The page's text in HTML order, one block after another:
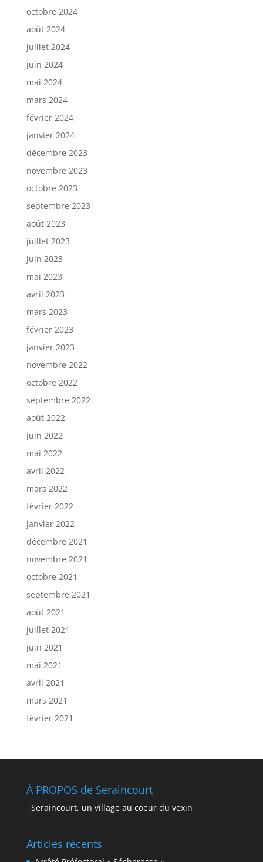
octobre 2024
août 2024
juillet 2024
juin 2024
mai 2024
mars 2024
février 2024
janvier 2024
décembre 2023
novembre 2023
octobre 2023
septembre 2023
août 2023
juillet 2023
juin 2023
mai 2023
avril 2023
mars 2023
février 2023
janvier 2023
novembre 2022
octobre 2022
septembre 2022
août 2022
juin 2022
mai 2022
avril 2022
mars 2022
février 2022
janvier 2022
décembre 2021
novembre 2021
octobre 2021
septembre 2021
août 2021
juillet 2021
juin 2021
mai 2021
avril 2021
mars 2021
février 2021
À PROPOS de Seraincourt
Seraincourt, un village au coeur du vexin
Articles récents